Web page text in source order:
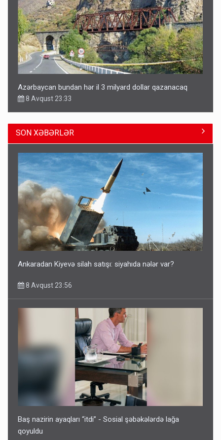
Azərbaycan bundan hər il 3 milyard dollar qazanacaq
8 Avqust 23:33
İrəvan dünyaya Azərbaycan üzərindən çıxır – Mühüm
etiraf
Paşinyan Əliyevə zəng etməsindən danışdı
8 Avqust 16:18
SON XƏBƏRLƏR
Ankaradan Kiyevə silah satışı: siyahıda nələr var?
8 Avqust 23:56
Baş nazirin ayaqları “itdi” - Sosial şəbəkələrdə lağa
qoyuldu